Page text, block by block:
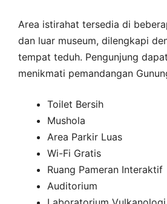
Area istirahat tersedia di
dan luar museum, dilengkapi
tempat teduh. Pengunjung
menikmati pemandangan
Toilet Bersih
Mushola
Area Parkir Luas
Wi-Fi Gratis
Ruang Pameran Interaktif
Auditorium